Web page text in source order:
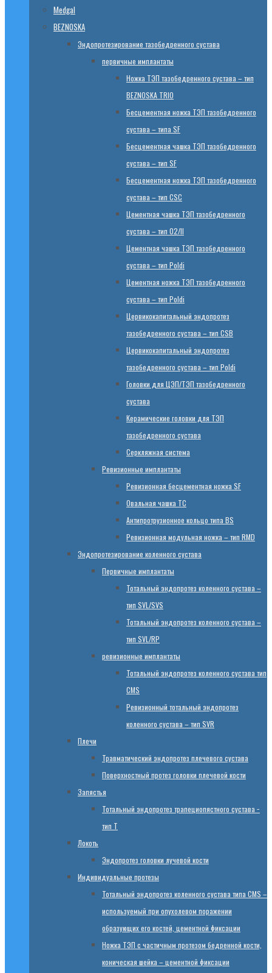
Medgal
BEZNOSKA
Эндопротезированиe тазобедренного сустава
первичные имплантаты
Ножка ТЭП тазобедренного сустава – тип
BEZNOSKA TRIO
Бесцементная ножка ТЭП тазобедренного
сустава – типа SF
Бесцементная чашка ТЭП тазобедренного
сустава – тип SF
Бесцементная ножка ТЭП тазобедренного
сустава – тип CSC
Цементная чашка ТЭП тазобедренного
сустава – тип 02/II
Цементная чашка ТЭП тазобедренного
сустава – тип Poldi
Цементная ножка ТЭП тазобедренного
сустава – тип Poldi
Цервикокапитальный эндопротез
тазобедренного сустава – тип CSB
Цервикокапитальный эндопротез
тазобедренного сустава – тип Poldi
Головки для ЦЭП/ТЭП тазобедренного
сустава
Керамические головки для ТЭП
тазобедренного сустава
Серкляжная система
Ревизионные имплантаты
Ревизионная бесцементная ножка SF
Овальная чашка TC
Антипротрузионное кольцо типа BS
Ревизионная модульная ножка – тип RMD
Эндопротезированиe коленного сустава
Первичные имплантаты
Тотальный эндопротез коленного сустава –
тип SVL/SVS
Тотальный эндопротез коленного сустава –
тип SVL/RP
ревизионные имплантаты
Тотальный эндопротез коленного сустава тип
CMS
Ревизионный тотальный эндопротез
коленного сустава – тип SVR
Плечи
Травматический эндопротез плечевого сустава
Поверхностный протез головки плечевой кости
Запястья
Тотальный эндопротез трапециопястного сустава −
тип T
Локоть
Эндопротез головки лучевой кости
Индивидуальные протезы
Тотальный эндопротез коленного сустава типа CMS –
используемый при опухолевом поражении
образующих его костей, цементной фиксации
Ножка ТЭП с частичным протезом бедренной кости,
коническая шейка – цементной фиксации